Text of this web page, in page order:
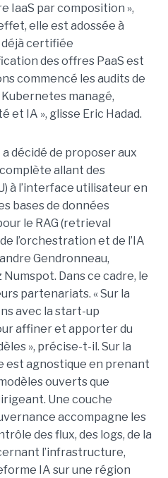
IaaS par composition »,
elle est adossée à
certifiée
des offres PaaS est
commencé les audits de
Kubernetes managé,
et IA », glisse Eric Hadad.
décidé de proposer aux
allant des
à l’interface utilisateur en
bases de données
le RAG (retrieval
l’orchestration et de l’IA
Gendronneau,
Dans ce cadre, le
partenariats. « Sur la
avec la start-up
affiner et apporter du
», précise-t-il. Sur la
est agnostique en prenant
ouverts que
Une couche
accompagne les
des flux, des logs, de la
l’infrastructure,
IA sur une région